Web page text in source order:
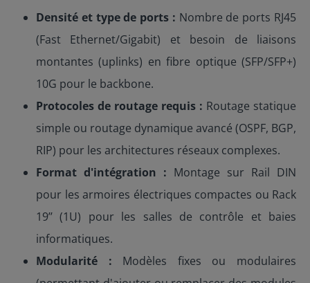
Densité et type de ports : Nombre de ports RJ45
(Fast Ethernet/Gigabit) et besoin de liaisons
montantes (uplinks) en fibre optique (SFP/SFP+)
10G pour le backbone.
Protocoles de routage requis : Routage statique
simple ou routage dynamique avancé (OSPF, BGP,
RIP) pour les architectures réseaux complexes.
Format d'intégration : Montage sur Rail DIN
pour les armoires électriques compactes ou Rack
19’’ (1U) pour les salles de contrôle et baies
informatiques.
Modularité : Modèles fixes ou modulaires